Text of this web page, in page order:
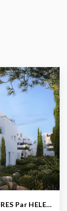
Programme Neuf Le Crès - CARRÉ D'ASTRES Par HELENIS